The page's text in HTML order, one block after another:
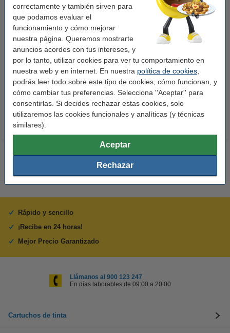
correctamente y también sirven para
que podamos evaluar el
funcionamiento y cómo mejorar
nuestra página. Queremos mostrarte
anuncios acordes con tus intereses, y
por lo tanto, utilizar cookies para ver tu comportamiento en
nuestra web y en internet. En nuestra política de cookies
podrás leer todo sobre este tipo de cookies, cómo funcionan, y
cómo cambiar tus preferencias. Selecciona ''Aceptar'' para
consentirlas. Si decides rechazar estas cookies, solo
utilizaremos las cookies funcionales y analíticas (y técnicas
similares).
Aceptar
Rechazar
123tinta Papel fotográfico
Premium Glossy brillo alto | 10 x
15 cm | 260g | 100 hojas
10,50 € Incl. 21% IVA
123tinta Pilas Alcalinas Xtreme
Power AA - LR06 - MN1500 - 24
unidades
14,50 € Incl. 21% IVA
Rápido y sencillo
¡Recibe en 24 horas!
Mejor Precio Garantizado
Llámanos al 900 123 247
En días laborables de 09:00 a 20:00.
Cartuchos de tinta